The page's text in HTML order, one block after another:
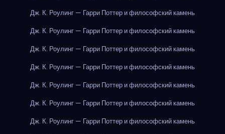
Дж. К. Роулинг — Гарри Поттер и философский камень
Дж. К. Роулинг — Гарри Поттер и философский камень
Дж. К. Роулинг — Гарри Поттер и философский камень
Дж. К. Роулинг — Гарри Поттер и философский камень
Дж. К. Роулинг — Гарри Поттер и философский камень
Дж. К. Роулинг — Гарри Поттер и философский камень
Дж. К. Роулинг — Гарри Поттер и философский камень